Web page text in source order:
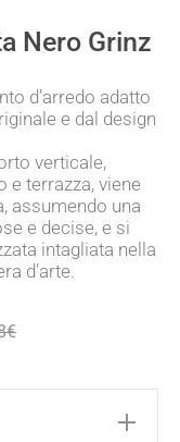
Nero Grinz
d’arredo adatto
e dal design
verticale,
e terrazza, viene
assumendo una
e decise, e si
intagliata nella
d’arte.
€